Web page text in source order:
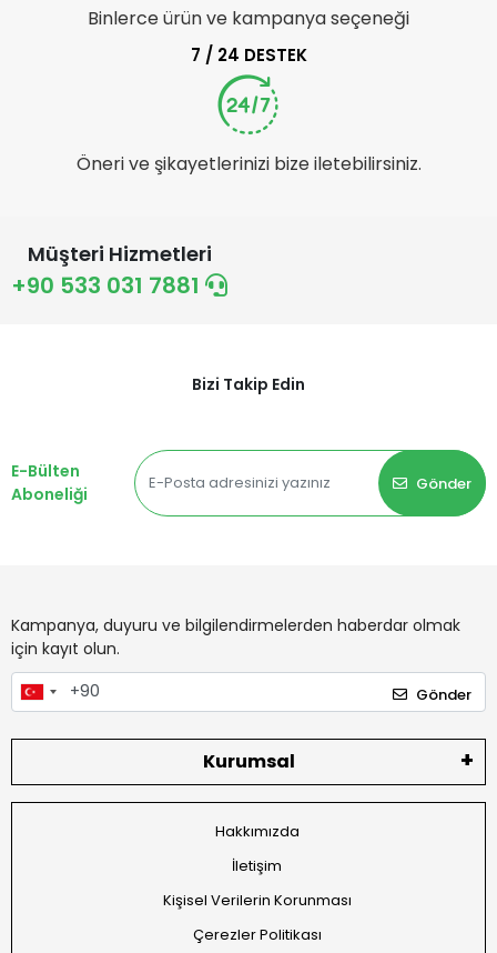
Binlerce ürün ve kampanya seçeneği
7 / 24 DESTEK
Öneri ve şikayetlerinizi bize iletebilirsiniz.
Müşteri Hizmetleri
+90 533 031 7881
Bizi Takip Edin
E-Bülten
Aboneliği
Gönder
Kampanya, duyuru ve bilgilendirmelerden haberdar olmak
için kayıt olun.
Gönder
Kurumsal
Hakkımızda
İletişim
Kişisel Verilerin Korunması
Çerezler Politikası